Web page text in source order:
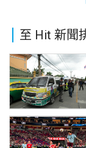
至 Hit 新聞